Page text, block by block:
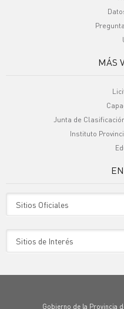
MÁS
Junta de
Instituto
Gobierno de la Provincia